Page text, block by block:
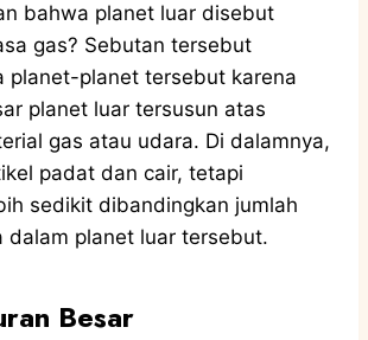
bahwa planet luar disebut
gas? Sebutan tersebut
planet-planet tersebut karena
planet luar tersusun atas
gas atau udara. Di dalamnya,
padat dan cair, tetapi
sedikit dibandingkan jumlah
dalam planet luar tersebut.
Besar